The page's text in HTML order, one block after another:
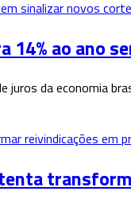
14% ao ano
juros da economia
tenta